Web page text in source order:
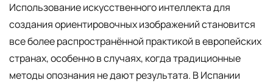
Использование искусственного интеллекта для
создания ориентировочных изображений становится
все более распространённой практикой в европейских
странах, особенно в случаях, когда традиционные
методы опознания не дают результата. В Испании